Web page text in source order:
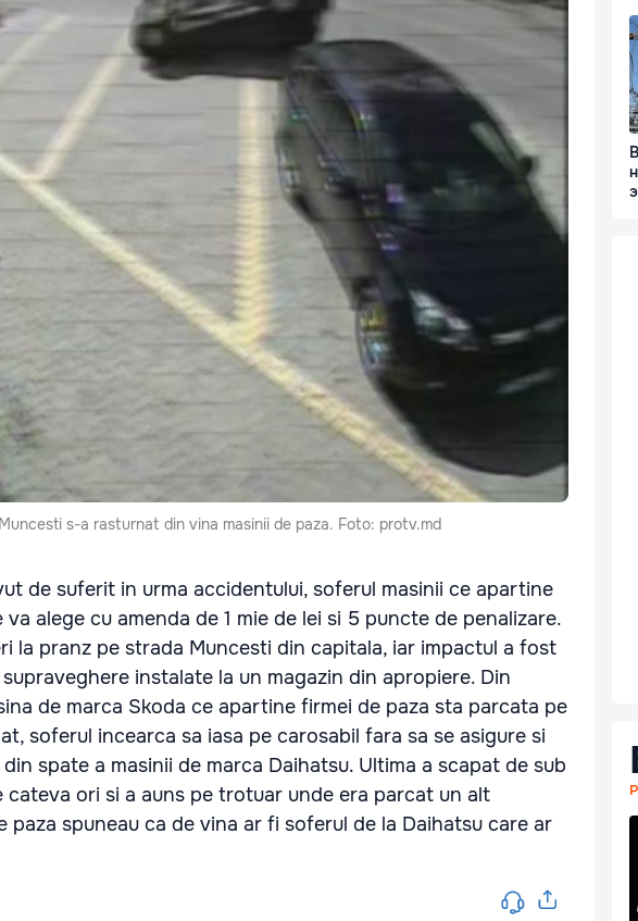
s-a rasturnat din vina masinii de paza. Foto: protv.md
de suferit in urma accidentului, soferul masinii ce apartine
alege cu amenda de 1 mie de lei si 5 puncte de penalizare.
la pranz pe strada Muncesti din capitala, iar impactul a fost
instalate la un magazin din apropiere. Din
de marca Skoda ce apartine firmei de paza sta parcata pe
soferul incearca sa iasa pe carosabil fara sa se asigure si
spate a masinii de marca Daihatsu. Ultima a scapat de sub
ori si a auns pe trotuar unde era parcat un alt
paza spuneau ca de vina ar fi soferul de la Daihatsu care ar